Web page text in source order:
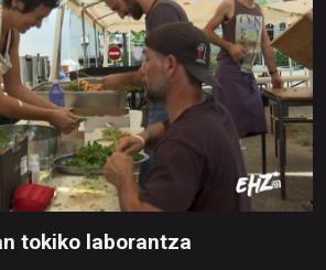
tokiko laborantza